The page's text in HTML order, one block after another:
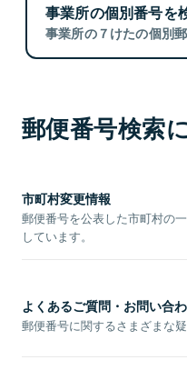
事業所の個別番号を
事業所の７けたの個別
郵便番号検索
市町村変更情報
郵便番号を公表した市町村の
しています。
よくあるご質問・お問い合
郵便番号に関するさまざまな